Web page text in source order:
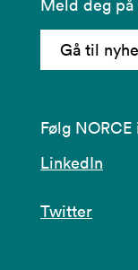
Meld deg på
Gå til
Følg
LinkedIn
Twitter